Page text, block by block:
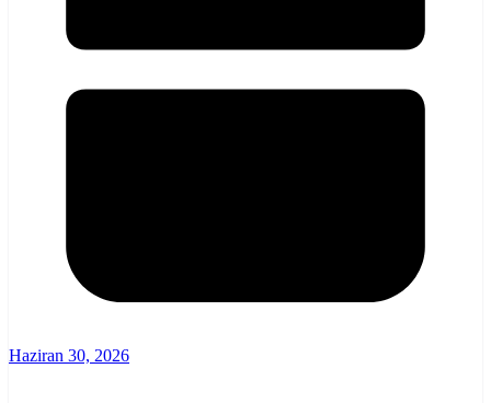
Haziran 30, 2026